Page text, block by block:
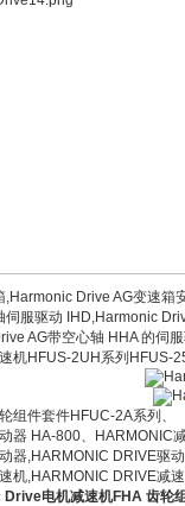
,Harmonic Drive AG变速
伺服驱动 IHD,Harmonic
AG带空心轴 HHA 的伺
机HFUS-2UH系列HFUS-
组件套件HFUC-2A系列、
器 HA-800、HARMONIC
器,HARMONIC DRIVE驱
机,HARMONIC DRIVE减
电机减速机FHA 齿轮